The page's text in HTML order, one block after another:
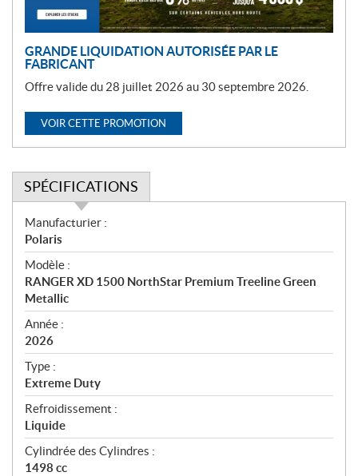
GRANDE LIQUIDATION AUTORISÉE PAR LE
FABRICANT
Offre valide du 28 juillet 2026 au 30 septembre 2026.
VOIR CETTE PROMOTION
SPÉCIFICATIONS
S
p
é
c
i
f
i
c
a
t
i
o
n
s
Manufacturier :
Polaris
Modèle :
RANGER XD 1500 NorthStar Premium Treeline Green
Metallic
Année :
2026
Type :
Extreme Duty
Refroidissement :
Liquide
Cylindrée des Cylindres :
1498 cc